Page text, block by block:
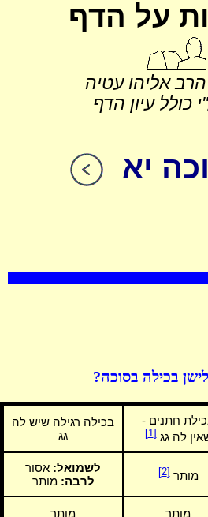
על הדף
הרב אליהו עטיה
כולל עיון הדף
יא
בכילה בסוכה?
חתנים -
לה גג[1]
בכילה רגילה שיש לה
גג
מותר[2] לשמואל: אסור
לרבה: מותר
מותר מותר